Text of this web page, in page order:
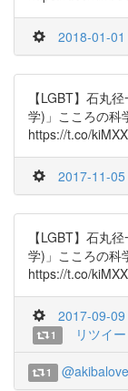
2018-01-
【LGBT】石丸
学)」こころの科
https://t.co/
2017-11-
【LGBT】石丸
学)」こころの科
https://t.co/
2017-09-
1 リツイ
1